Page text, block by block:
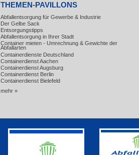
THEMEN-PAVILLONS
Abfallentsorgung für Gewerbe & Industrie
Der Gelbe Sack
Entsorgungstipps
Abfallentsorgung in Ihrer Stadt
Container mieten - Umrechnung & Gewichte der
Abfallarten
Containerdienste Deutschland
Containerdienst Aachen
Containerdienst Augsburg
Containerdienst Berlin
Containerdienst Bielefeld
mehr »